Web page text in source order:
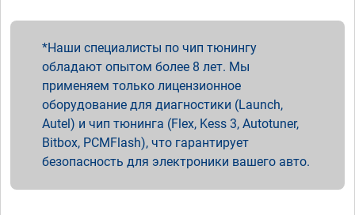
Наши специалисты по чип тюнингу
обладают опытом более 8 лет. Мы
применяем только лицензионное
оборудование для диагностики (Launch,
Autel) и чип тюнинга (Flex, Kess 3, Autotuner,
Bitbox, PCMFlash), что гарантирует
безопасность для электроники вашего авто.